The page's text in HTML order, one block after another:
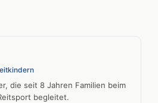
die seit 8 Jahren Familien beim
begleitet.